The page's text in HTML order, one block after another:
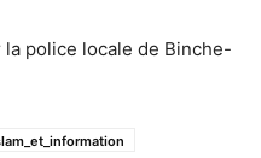
police locale de Binche-